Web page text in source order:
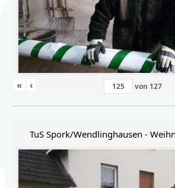
« ‹ von 127
TuS Spork/Wendlinghausen -